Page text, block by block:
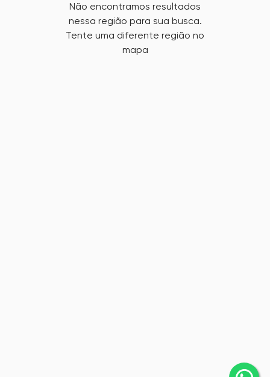
Não encontramos resultados
nessa região para sua busca.
Tente uma diferente região no
mapa